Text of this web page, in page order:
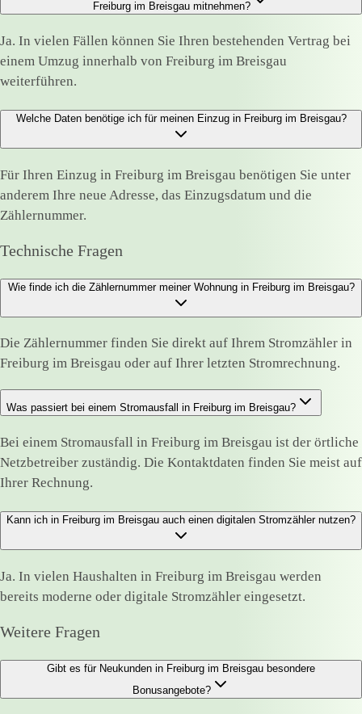
Freiburg im Breisgau mitnehmen?
Ja. In vielen Fällen können Sie Ihren bestehenden Vertrag bei
einem Umzug innerhalb von Freiburg im Breisgau
weiterführen.
Welche Daten benötige ich für meinen Einzug in Freiburg im Breisgau?
Für Ihren Einzug in Freiburg im Breisgau benötigen Sie unter
anderem Ihre neue Adresse, das Einzugsdatum und die
Zählernummer.
Technische Fragen
Wie finde ich die Zählernummer meiner Wohnung in Freiburg im Breisgau?
Die Zählernummer finden Sie direkt auf Ihrem Stromzähler in
Freiburg im Breisgau oder auf Ihrer letzten Stromrechnung.
Was passiert bei einem Stromausfall in Freiburg im Breisgau?
Bei einem Stromausfall in Freiburg im Breisgau ist der örtliche
Netzbetreiber zuständig. Die Kontaktdaten finden Sie meist auf
Ihrer Rechnung.
Kann ich in Freiburg im Breisgau auch einen digitalen Stromzähler nutzen?
Ja. In vielen Haushalten in Freiburg im Breisgau werden
bereits moderne oder digitale Stromzähler eingesetzt.
Weitere Fragen
Gibt es für Neukunden in Freiburg im Breisgau besondere
Bonusangebote?